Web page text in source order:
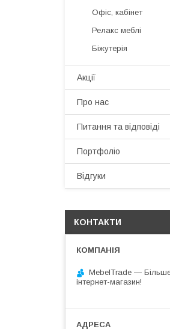
Офіс, кабінет
Релакс меблі
Біжутерія
Акції
Про нас
Питання та відповіді
Портфоліо
Відгуки
КОНТАКТИ
MebelTrade —
інтернет-магазин!